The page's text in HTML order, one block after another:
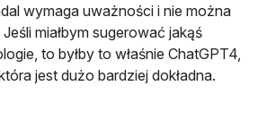
wymaga uważności i nie można
miałbym sugerować jakąś
to byłby to właśnie ChatGPT4,
jest dużo bardziej dokładna.